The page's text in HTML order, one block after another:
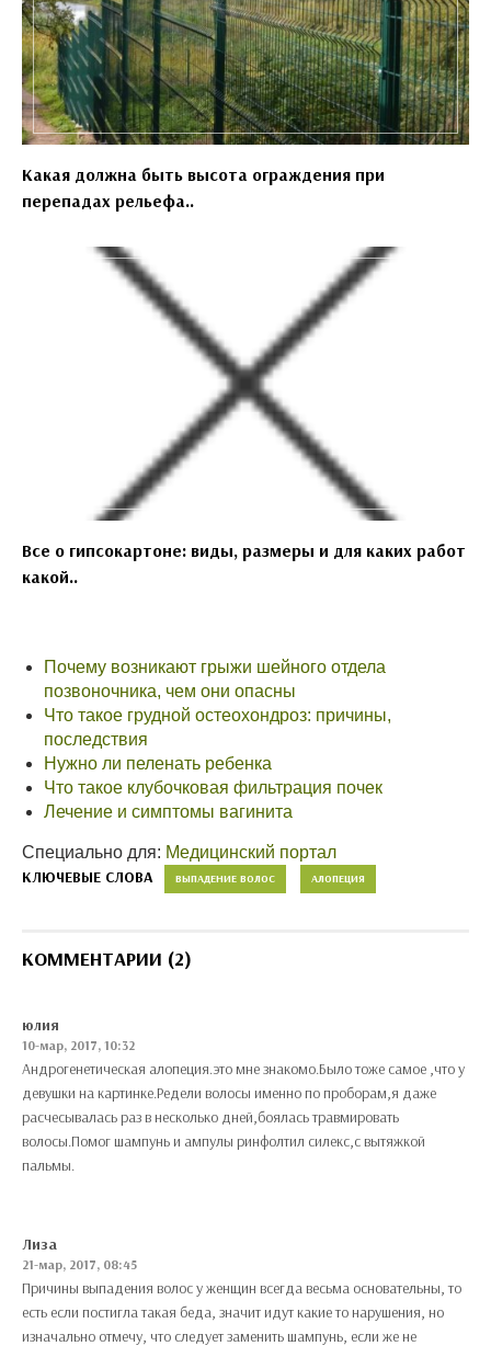
Какая должна быть высота ограждения при
перепадах рельефа..
Все о гипсокартоне: виды, размеры и для каких работ
какой..
Почему возникают грыжи шейного отдела
позвоночника, чем они опасны
Что такое грудной остеохондроз: причины,
последствия
Нужно ли пеленать ребенка
Что такое клубочковая фильтрация почек
Лечение и симптомы вагинита
Специально для: Медицинский портал
КЛЮЧЕВЫЕ СЛОВА ВЫПАДЕНИЕ ВОЛОС АЛОПЕЦИЯ
КОММЕНТАРИИ (2)
юлия
10-мар, 2017, 10:32
Андрогенетическая алопеция.это мне знакомо.Было тоже самое ,что у
девушки на картинке.Редели волосы именно по проборам,я даже
расчесывалась раз в несколько дней,боялась травмировать
волосы.Помог шампунь и ампулы ринфолтил силекс,с вытяжкой
пальмы.
Лиза
21-мар, 2017, 08:45
Причины выпадения волос у женщин всегда весьма основательны, то
есть если постигла такая беда, значит идут какие то нарушения, но
изначально отмечу, что следует заменить шампунь, если же не